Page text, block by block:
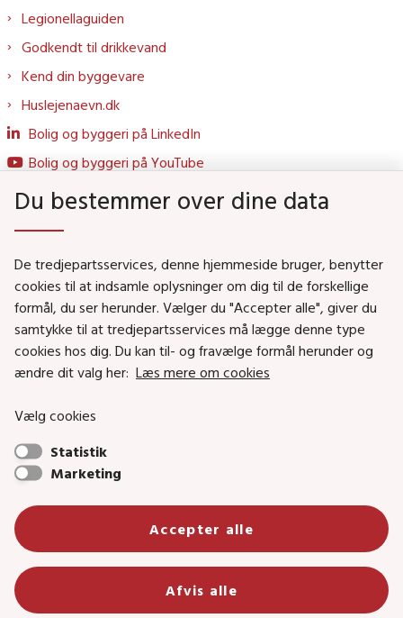
Legionellaguiden
Godkendt til drikkevand
Kend din byggevare
Huslejenaevn.dk
Bolig og byggeri på LinkedIn
Bolig og byggeri på YouTube
Social- og Boligministeriet
Job i Social- og Boligstyrelsen
Puljer og tilskud
Nyhedsbreve
Social- og Boligstyrelsens nyheder som RSS feed
Social- og Boligstyrelsen • Tlf.: 72 42 37 00 •
sikkermail• EAN-nr.: 5798000354838 • CVR-nr.:
26144698
Primær adresse og reception: Lerchesgade 35, 5, 5000 Odense C •
Bolig- og byggeriområdet: Holmens kanal 22, 1060 København K
Du bestemmer over dine data
De tredjepartsservices, denne hjemmeside bruger, benytter
cookies til at indsamle oplysninger om dig til de forskellige
formål, du ser herunder. Vælger du "Accepter alle", giver du
samtykke til at tredjepartsservices må lægge denne type
cookies hos dig. Du kan til- og fravælge formål herunder og
ændre dit valg her: Læs mere om cookies
Vælg cookies
Statistik
Marketing
Accepter alle
Afvis alle